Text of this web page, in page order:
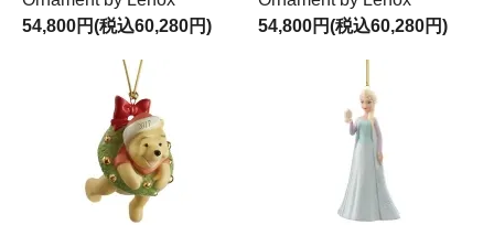
54,800円(税込60,280円)
54,800円(税込60,280円)